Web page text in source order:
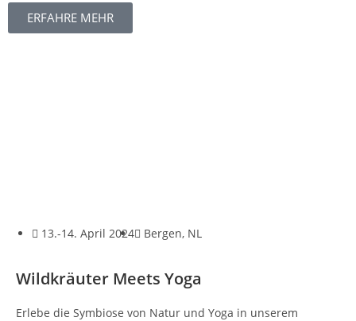
ERFAHRE MEHR
13.-14. April 2024 Bergen, NL
Wildkräuter Meets Yoga
Erlebe die Symbiose von Natur und Yoga in unserem